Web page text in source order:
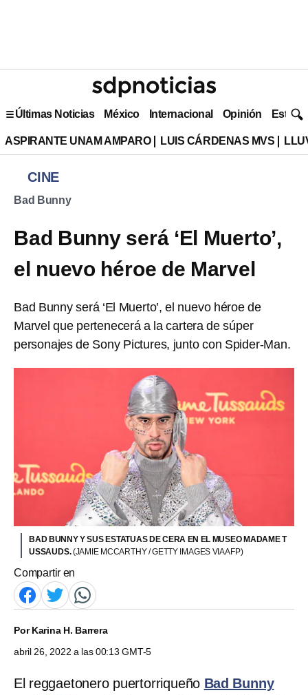
Últimas Noticias México Internacional Opinión Estilo
ASPIRANTE UNAM AMPARO LUIS CÁRDENAS MVS
CINE
Bad Bunny
Bad Bunny será ‘El Muerto’,
el nuevo héroe de Marvel
Bad Bunny será ‘El Muerto’, el nuevo héroe de
Marvel que pertenecerá a la cartera de súper
personajes de Sony Pictures, junto con Spider-Man.
BAD BUNNY Y SUS ESTATUAS DE CERA EN EL MUSEO MADAME T
USSAUDS.(JAMIE MCCARTHY / GETTY IMAGES VIA AFP)
Compartir en
PorKarina H. Barrera
abril 26, 2022 a las 00:13 GMT-5
El reggaetonero puertorriqueño Bad Bunny